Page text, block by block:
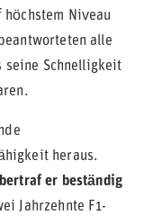
höchstem Niveau
alle
seine Schnelligkeit
heraus.
er beständig
Jahrzehnte F1-